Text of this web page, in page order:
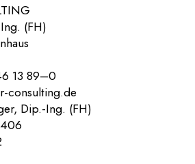
(FH)
13 89–0
consulting.de
Dip.-Ing. (FH)